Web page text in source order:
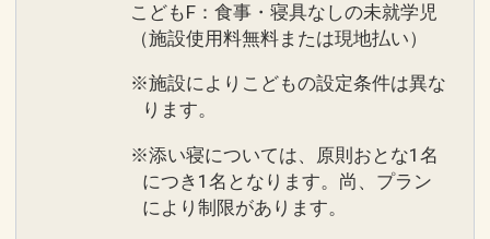
こどもF：食事・寝具なしの未就学児
（施設使用料無料または現地払い）
※施設によりこどもの設定条件は異な
ります。
※添い寝については、原則おとな1名
につき1名となります。尚、プラン
により制限があります。